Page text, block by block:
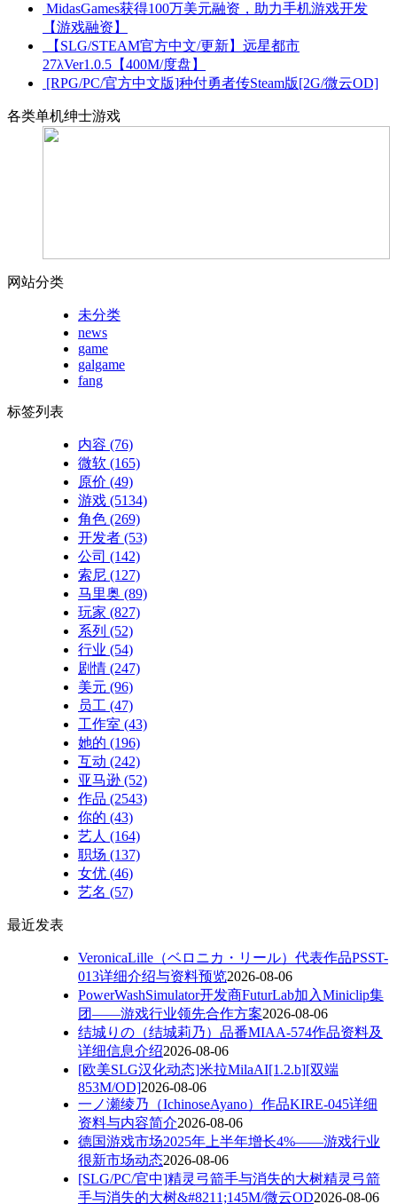
MidasGames获得100万美元融资，助力手机游戏开发
【游戏融资】
【SLG/STEAM官方中文/更新】远星都市
27λVer1.0.5【400M/度盘】
[RPG/PC/官方中文版]种付勇者传Steam版[2G/微云OD]
各类单机绅士游戏
网站分类
未分类
news
game
galgame
fang
标签列表
内容 (76)
微软 (165)
原价 (49)
游戏 (5134)
角色 (269)
开发者 (53)
公司 (142)
索尼 (127)
马里奥 (89)
玩家 (827)
系列 (52)
行业 (54)
剧情 (247)
美元 (96)
员工 (47)
工作室 (43)
她的 (196)
互动 (242)
亚马逊 (52)
作品 (2543)
你的 (43)
艺人 (164)
职场 (137)
女优 (46)
艺名 (57)
最近发表
VeronicaLille（ベロニカ・リール）代表作品PSST-
013详细介绍与资料预览2026-08-06
PowerWashSimulator开发商FuturLab加入Miniclip集
团——游戏行业领先合作方案2026-08-06
结城りの（结城莉乃）品番MIAA-574作品资料及
详细信息介绍2026-08-06
[欧美SLG汉化动态]米拉MilaAI[1.2.b][双端
853M/OD]2026-08-06
一ノ瀬绫乃（IchinoseAyano）作品KIRE-045详细
资料与内容简介2026-08-06
德国游戏市场2025年上半年增长4%——游戏行业
很新市场动态2026-08-06
[SLG/PC/官中]精灵弓箭手与消失的大树精灵弓箭
手与消失的大树&#8211;145M/微云OD2026-08-06